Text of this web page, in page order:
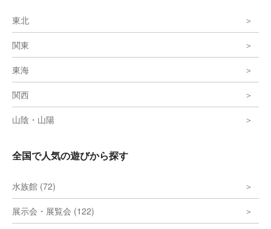
東北
関東
東海
関西
山陰・山陽
全国で人気の遊びから探す
水族館 (72)
展示会・展覧会 (122)